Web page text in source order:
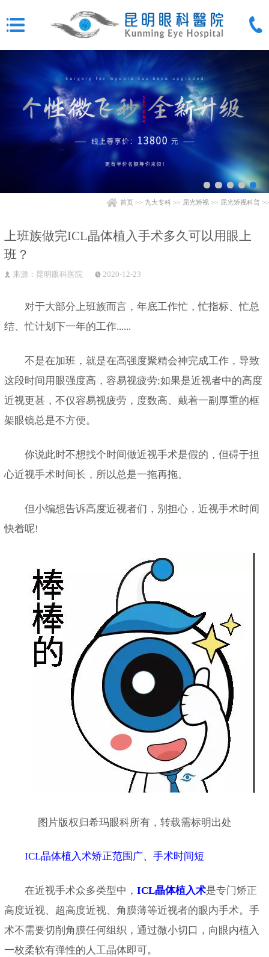
首页 >> 九大专科 >> 屈光矫视 >> 屈光矫视科普 >>
上班族做完ICL晶体植入手术多久可以用眼上
班？
来源：昆明眼科医院 2020-12-23
对于大部分上班族而言，年底工作忙，忙指标、忙总
结、忙计划下一年的工作......
不是在加班，就是在高强度聚精会神完成工作，导致
这段时间用眼强度高，容易视疲劳;如果是近视者中的高度
近视更甚，不仅容易视疲劳，度数高、戴着一副厚重的框
架眼镜总是不方便。
你说此时不想找个时间做近视手术是假的，但碍于担
心近视手术时间长，所以总是一拖再拖。
但小编想告诉高度近视者们，别担心，近视手术时间
快着呢!
图片版权归希玛眼科所有，转载需标明出处
ICL晶体植入术矫正范围广、手术时间短
在近视手术众多类型中， ICL晶体植入术是专门矫正
高度近视、超高度近视、角膜薄等近视者的眼内手术。手
术不需要切削角膜任何组织，通过微小切口，向眼内植入
一枚柔软有弹性的人工晶体即可。